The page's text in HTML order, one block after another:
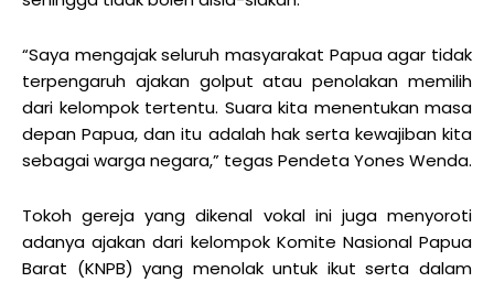
“Saya mengajak seluruh masyarakat Papua agar tidak
terpengaruh ajakan golput atau penolakan memilih
dari kelompok tertentu. Suara kita menentukan masa
depan Papua, dan itu adalah hak serta kewajiban kita
sebagai warga negara,” tegas Pendeta Yones Wenda.
Tokoh gereja yang dikenal vokal ini juga menyoroti
adanya ajakan dari kelompok Komite Nasional Papua
Barat (KNPB) yang menolak untuk ikut serta dalam